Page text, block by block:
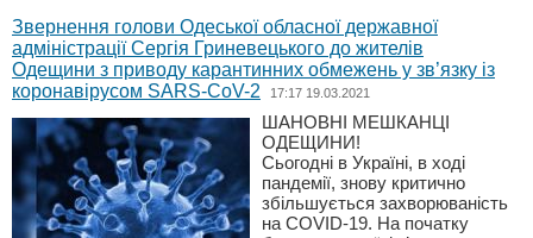
Звернення голови Одеської обласної державної
адміністрації Сергія Гриневецького до жителів
Одещини з приводу карантинних обмежень у зв’язку із
коронавірусом SARS-CoV-2
17:17 19.03.2021
ШАНОВНІ МЕШКАНЦІ
ОДЕЩИНИ!
Сьогодні в Україні, в ході
пандемії, знову критично
збільшується захворюваність
на COVID-19. На початку